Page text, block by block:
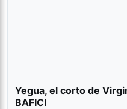
Yegua, el corto de
BAFICI